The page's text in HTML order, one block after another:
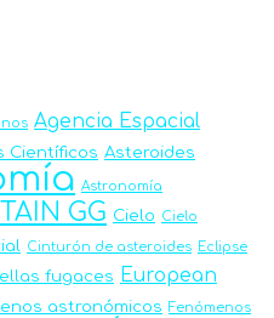
Agencia Espacial
Científicos Asteroides
Astronomía
GG Cielo Cielo
Cinturón de asteroides Eclipse
fugaces European
astronómicos Fenómenos